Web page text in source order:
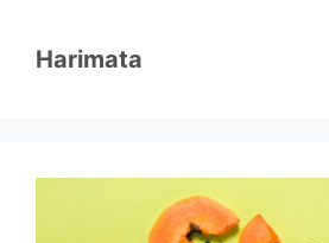
contentHarimata